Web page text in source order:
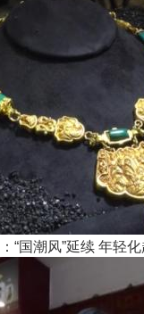
“国潮风”延续 年轻